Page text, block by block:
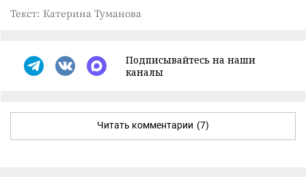
Текст: Катерина Туманова
Подписывайтесь на наши
каналы
Читать комментарии (7)